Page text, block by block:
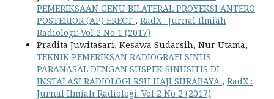
PEMERIKSAAN GENU BILATERAL PROYEKSI ANTERO
POSTERIOR (AP) ERECT , RadX : Jurnal Ilmiah
Radiologi: Vol 2 No 1 (2017)
Pradita Juwitasari, Kesawa Sudarsih, Nur Utama,
TEKNIK PEMERIKSAN RADIOGRAFI SINUS
PARANASAL DENGAN SUSPEK SINUSITIS DI
INSTALASI RADIOLOGI RSU HAJI SURABAYA , RadX :
Jurnal Ilmiah Radiologi: Vol 2 No 2 (2017)